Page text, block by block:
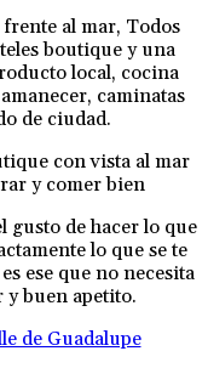
al mar, Todos
boutique y una
local, cocina
caminatas
de ciudad.
con vista al mar
y comer bien
gusto de hacer lo que
lo que se te
ese que no necesita
y buen apetito.
de Guadalupe